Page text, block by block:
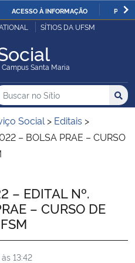
IR
O
ACESSO À INFORMAÇÃO
SÍTIOS DA UFSM
Santa Maria
Sítio no no Sítio
Social > Editais >
– BOLSA PRAE – CURSO
– EDITAL Nº.
– CURSO DE
13:42